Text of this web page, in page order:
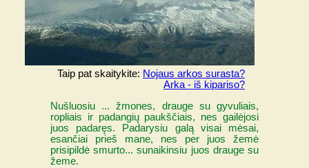
Taip pat skaitykite: Nojaus arkos surasta?
Arka - iš kipariso?
Nušluosiu ... žmones, drauge su gyvuliais,
ropliais ir padangių paukščiais, nes gailėjosi
juos padaręs. Padarysiu galą visai mėsai,
esančiai prieš mane, nes per juos žemė
prisipildė smurto... sunaikinsiu juos drauge su
žeme.